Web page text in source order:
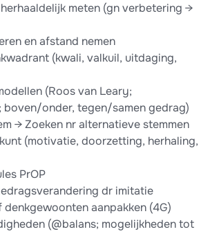
meten (gn verbetering →
en afstand nemen
(kwali, valkuil, uitdaging,
(Roos van Leary;
onder, tegen/samen gedrag)
→ Zoeken nr alternatieve stemmen
(motivatie, doorzetting, herhaling,
PrOP
dr imitatie
denkgewoonten aanpakken (4G)
(@balans; mogelijkheden tot